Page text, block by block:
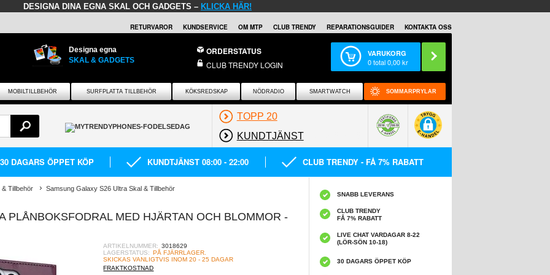
DESIGNA DINA EGNA SKAL OCH GADGETS – KLICKA HÄR!
RETURVAROR KUNDSERVICE OM MTP CLUB TRENDY REPARATIONSGUIDER KONTAKTA OSS
Designa egna
SKAL & GADGETS
ORDERSTATUS
CLUB TRENDY LOGIN
VARUKORG
0total0,00kr
MOBILTILLBEHÖR SURFPLATTA TILLBEHÖR KÖKSREDSKAP NÖDRADIO SMARTWATCH SOMMARPRYLAR
TOPP 20
KUNDTJÄNST
30 DAGARS ÖPPET KÖP KUNDTJÄNST 08:00 - 22:00 CLUB TRENDY - FÅ 7% RABATT
Tillbehör Samsung Galaxy S26 Ultra Skal & Tillbehör
PLÅNBOKSFODRAL MED HJÄRTAN OCH BLOMMOR -
ARTIKELNUMMER: 3018629
LAGERSTATUS: PÅ FJÄRRLAGER.
SKICKAS VANLIGTVIS INOM 20 - 25 DAGAR
FRAKTKOSTNAD
SNABB LEVERANS
CLUB TRENDY
FÅ 7% RABATT
LIVE CHAT VARDAGAR 8-22
(LÖR-SÖN 10-18)
30 DAGARS ÖPPET KÖP